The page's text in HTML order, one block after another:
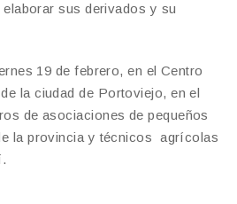
sus derivados y su
19 de febrero, en el Centro
la ciudad de Portoviejo, en el
de asociaciones de pequeños
la provincia y técnicos agrícolas